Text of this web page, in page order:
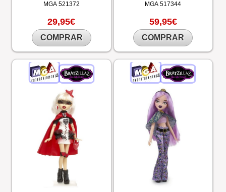
MGA 521372
29,95€
COMPRAR
MGA517344
59,95€
COMPRAR